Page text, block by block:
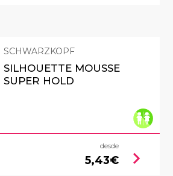
SCHWARZKOPF
SILHOUETTE MOUSSE
SUPER HOLD
desde
5,43€ chevron_right